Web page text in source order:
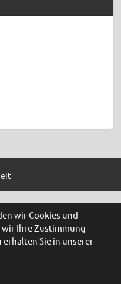
wir Cookies und
Ihre Zustimmung
Sie in unserer